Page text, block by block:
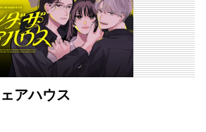
アハウス